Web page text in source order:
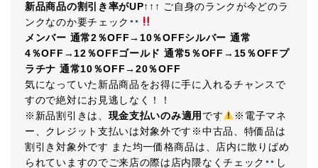
新品商品の割引き率がUP↑↑↑ ご自身のランクが今どのラ
ンクなのか要チェック
メンバー 通常2％OFF→10％OFFシルバー 通常
4％OFF→12％OFFゴールド 通常5％OFF→15％OFFプ
ラチナ 通常10％OFF→20％OFF
気になっていた新品商品をお得に手に入れるチャンスで
すので絶対にお見逃しなく！！
※新品割引きは、 現金支払いのみ適用 です
※電子マネ
ー、クレジット支払いは対象外です※中古品、特価品は
割引き対象外です また均一価格商品は、店内に散りばめ
られていますのでご来店の際は店内隈なくチェック
し